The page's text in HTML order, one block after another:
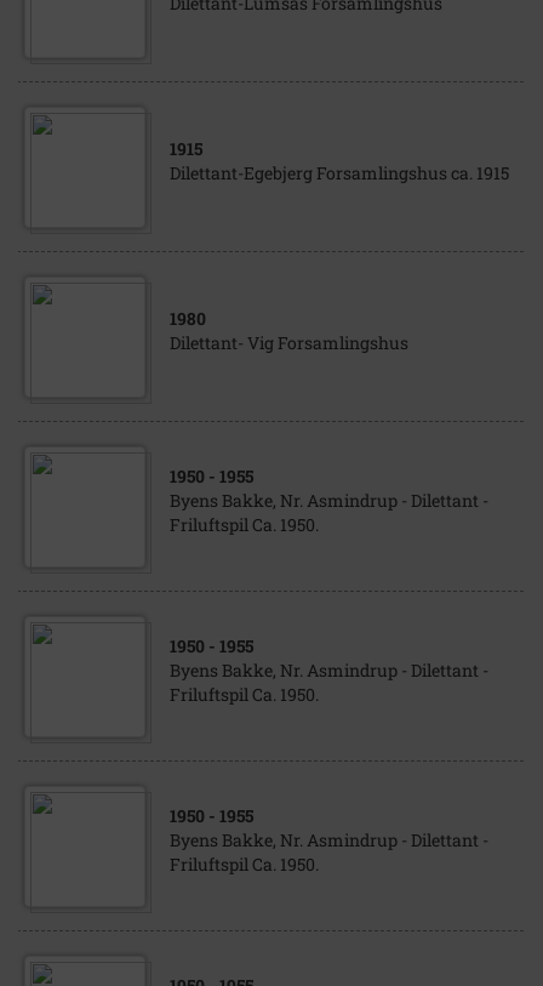
1915
Dilettant-Egebjerg Forsamlingshus ca. 1915
1980
Dilettant- Vig Forsamlingshus
1950 - 1955
Byens Bakke, Nr. Asmindrup - Dilettant -
Friluftspil Ca. 1950.
1950 - 1955
Byens Bakke, Nr. Asmindrup - Dilettant -
Friluftspil Ca. 1950.
1950 - 1955
Byens Bakke, Nr. Asmindrup - Dilettant -
Friluftspil Ca. 1950.